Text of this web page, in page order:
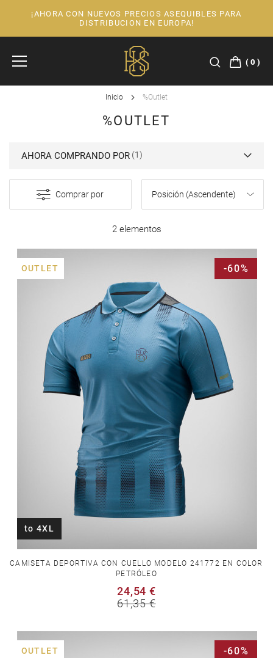
¡AHORA CON NUEVOS PRECIOS ASEQUIBLES PARA
DISTRIBUCION EN EUROPA!
0
Inicio %Outlet
%OUTLET
Comprar por
AHORA COMPRANDO POR
2 elementos
OUTLET
to 4XL
-60%
CAMISETA DEPORTIVA CON CUELLO MODELO 241772 EN COLOR
PETRÓLEO
24,54 €
61,35 €
OUTLET -60%